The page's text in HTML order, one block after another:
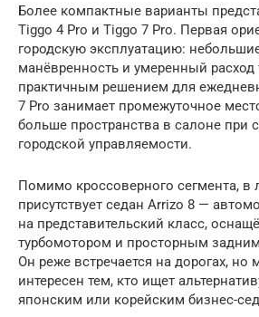
Более компактные варианты
Tiggo 4 Pro и Tiggo 7 Pro. Первая
городскую эксплуатацию:
манёвренность и умеренный
практичным решением для
7 Pro занимает промежуточное
больше пространства в салоне при
городской управляемости.
Помимо кроссоверного сегмента, в
присутствует седан Arrizo 8 —
на представительский класс,
турбомотором и просторным
Он реже встречается на дорогах, но
интересен тем, кто ищет
японским или корейским бизнес-